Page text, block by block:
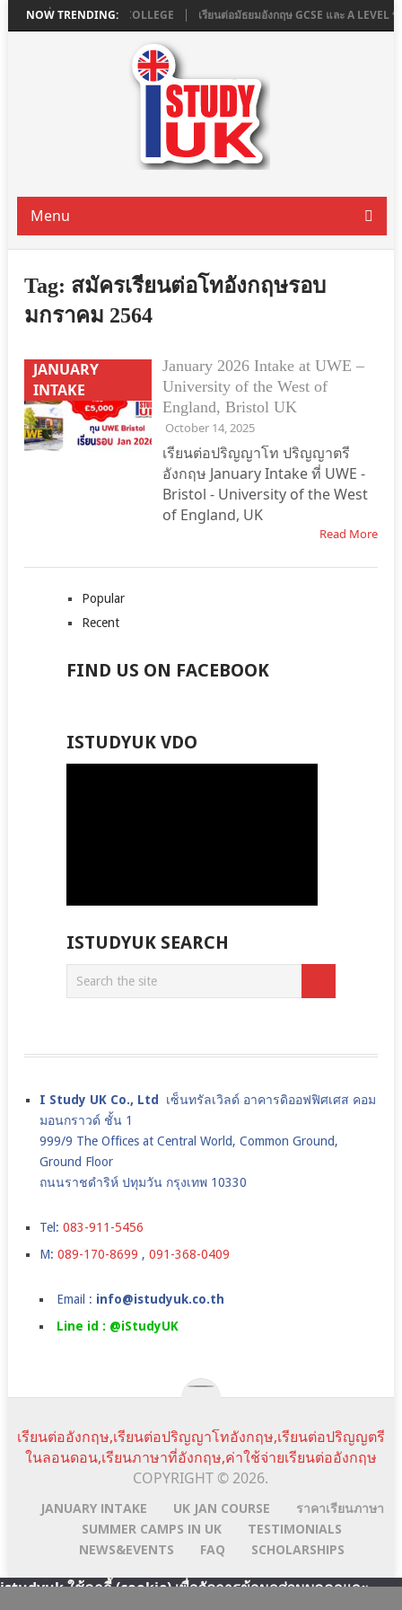
NOW TRENDING:
ที่ ASHBOURNE COLLEGE เรียนต่อมัธยมอังกฤษ GCSE และ A LEVEL ที่
Menu
Tag: สมัครเรียนต่อโทอังกฤษรอบ
มกราคม 2564
JANUARY
INTAKE
January 2026 Intake at UWE –
University of the West of
England, Bristol UK
October 14, 2025
เรียนต่อปริญญาโท ปริญญาตรี
อังกฤษ January Intake ที่ UWE -
Bristol - University of the West
of England, UK
Read More
Popular
Recent
FIND US ON FACEBOOK
ISTUDYUK VDO
ISTUDYUK SEARCH
I Study UK Co., Ltd เซ็นทรัลเวิลด์ อาคารดิออฟฟิศเศส คอม
มอนกราวด์ ชั้น 1
999/9 The Offices at Central World, Common Ground,
Ground Floor
ถนนราชดำริห์ ปทุมวัน กรุงเทพ 10330
Tel: 083-911-5456
M: 089-170-8699 , 091-368-0409
Email : info@istudyuk.co.th
Line id : @iStudyUK
เรียนต่ออังกฤษ,เรียนต่อปริญญาโทอังกฤษ,เรียนต่อปริญญตรี
ในลอนดอน,เรียนภาษาที่อังกฤษ,ค่าใช้จ่ายเรียนต่ออังกฤษ
COPYRIGHT © 2026.
JANUARY INTAKE UK JAN COURSE
ราคาเรียนภาษา
SUMMER CAMPS IN UK
TESTIMONIALS
NEWS&EVENTS
FAQ SCHOLARSHIPS
istudyuk ใช้คุกกี้ (cookie) เพื่อจัดการข้อมูลส่วนบุคคลและ